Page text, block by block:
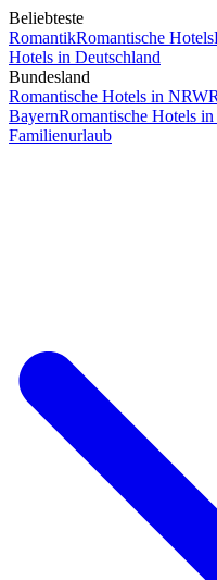
Beliebteste
RomantikRomantische Hotels
Hotels in Deutschland
Bundesland
Romantische Hotels in NRW
BayernRomantische Hotels in
Familienurlaub